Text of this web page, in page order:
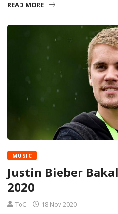
READ MORE
MUSIC
Justin Bieber
2020
ToC 18 Nov 2020